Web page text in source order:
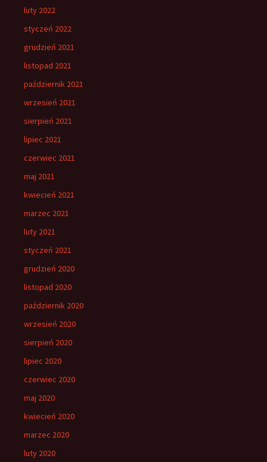
luty 2022
styczeń 2022
grudzień 2021
listopad 2021
październik 2021
wrzesień 2021
sierpień 2021
lipiec 2021
czerwiec 2021
maj 2021
kwiecień 2021
marzec 2021
luty 2021
styczeń 2021
grudzień 2020
listopad 2020
październik 2020
wrzesień 2020
sierpień 2020
lipiec 2020
czerwiec 2020
maj 2020
kwiecień 2020
marzec 2020
luty 2020